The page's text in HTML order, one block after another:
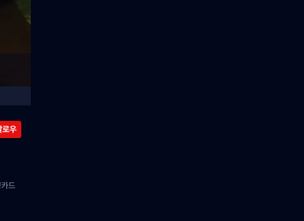
로우
드